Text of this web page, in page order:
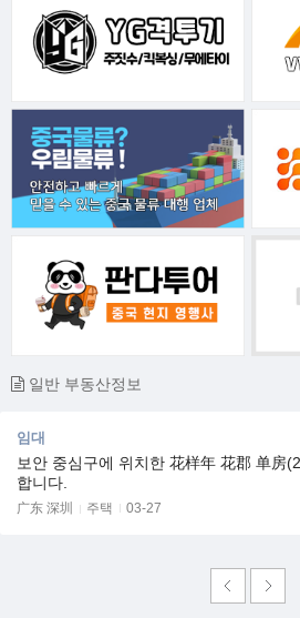
일반 부동산정보
임대
보안 중심구에 위치한 花样年 花郡 单房
합니다.
广东 深圳 주택 03-27